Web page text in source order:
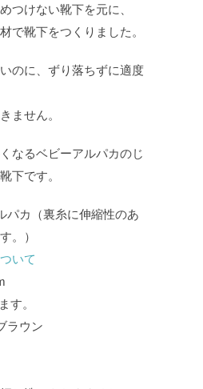
つけない靴下を元に、
で靴下をつくりました。
のに、ずり落ちずに適度
ません。
なるベビーアルパカのじ
下です。
パカ（裏糸に伸縮性のあ
。）
いて
す。
ラウン